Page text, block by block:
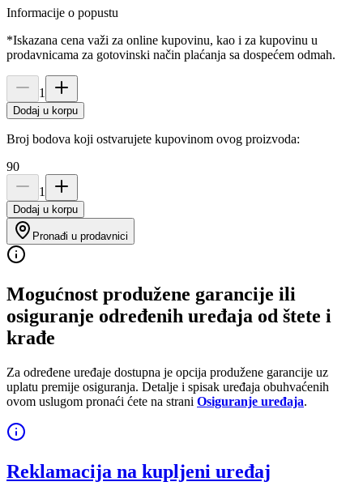
Informacije o popustu
*Iskazana cena važi za online kupovinu, kao i za kupovinu u
prodavnicama za gotovinski način plaćanja sa dospećem odmah.
1
Dodaj u korpu
Broj bodova koji ostvarujete kupovinom ovog proizvoda:
90
1
Dodaj u korpu
Pronađi u prodavnici
Mogućnost produžene garancije ili
osiguranje određenih uređaja od štete i
krađe
Za određene uređaje dostupna je opcija produžene garancije uz
uplatu premije osiguranja. Detalje i spisak uređaja obuhvaćenih
ovom uslugom pronaći ćete na strani Osiguranje uređaja.
Reklamacija na kupljeni uređaj